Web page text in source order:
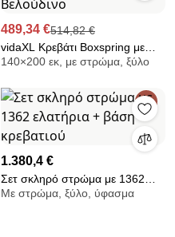
489,34 €514,82 €
vidaXL Κρεβάτι Boxspring με
Στρώμα Σκούρο Γκρι 140x200
140×200 εκ, με στρώμα, ξύλο
1.380,4 €
Σετ σκληρό στρώμα με 1362
ελατήρια + βάση κρεβατιού
Με στρώμα, ξύλο, ύφασμα